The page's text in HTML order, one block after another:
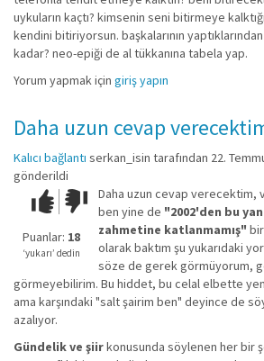
uykuların kaçtı? kimsenin seni bitirmeye
kendini bitiriyorsun. başkalarının
kadar? neo-epiği de al tükkanına tabela yap.
Yorum yapmak için giriş yapın
Daha uzun cevap
Kalıcı bağlantı serkan_isin tarafından 22.
gönderildi
Çok iyi!O
kadar
iyi
değil!
Puanlar: 18
‘yukarı’ dedin
Daha uzun cevap verecektim,
ben yine de "2002'den bu
zahmetine katlanmamış"
olarak baktım şu yukarıdaki
söze de gerek görmüyorum,
görmeyebilirim. Bu hiddet, bu celal elbette
ama karşındaki "salt şairim ben" deyince de
azalıyor.
Gündelik ve şiirkonusunda söylenen her bir